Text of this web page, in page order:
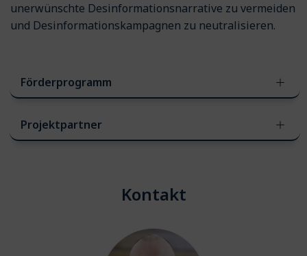
unerwünschte Desinformationsnarrative zu vermeiden
und Desinformationskampagnen zu neutralisieren.
Förderprogramm
Projektpartner
Kontakt